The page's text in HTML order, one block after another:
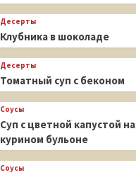
Десерты
Клубника в шоколаде
Десерты
Томатный суп с беконом
Соусы
Суп с цветной капустой на
курином бульоне
Соусы